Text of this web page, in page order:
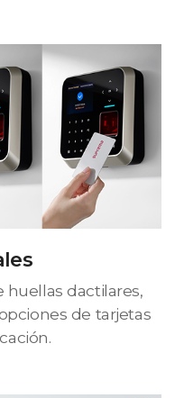
dactilares,
de tarjetas